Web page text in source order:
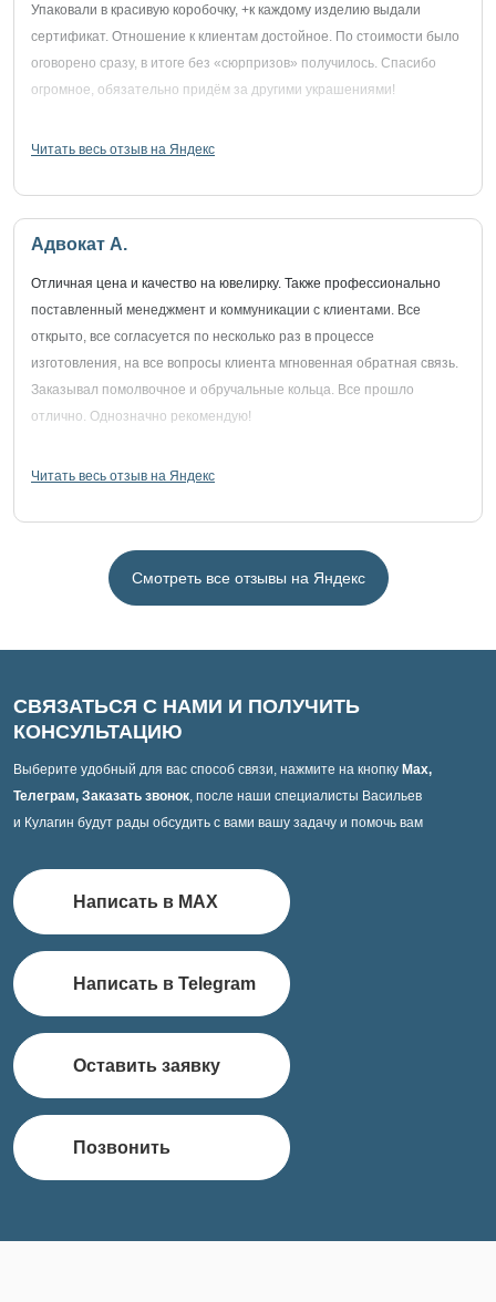
Упаковали в красивую коробочку, +к каждому изделию выдали
сертификат. Отношение к клиентам достойное. По стоимости было
оговорено сразу, в итоге без «сюрпризов» получилось. Спасибо
огромное, обязательно придём за другими украшениями!
Читать весь отзыв на Яндекс
Адвокат А.
Отличная цена и качество на ювелирку. Также профессионально
поставленный менеджмент и коммуникации с клиентами. Все
открыто, все согласуется по несколько раз в процессе
изготовления, на все вопросы клиента мгновенная обратная связь.
Заказывал помолвочное и обручальные кольца. Все прошло
отлично. Однозначно рекомендую!
Читать весь отзыв на Яндекс
Смотреть все отзывы на Яндекс
СВЯЗАТЬСЯ С НАМИ И ПОЛУЧИТЬ
КОНСУЛЬТАЦИЮ
Выберите удобный для вас способ связи, нажмите на кнопку Max,
Телеграм, Заказать звонок, после наши специалисты Васильев
и Кулагин будут рады обсудить с вами вашу задачу и помочь вам
Написать в MAX
Написать в Telegram
Оставить заявку
Позвонить